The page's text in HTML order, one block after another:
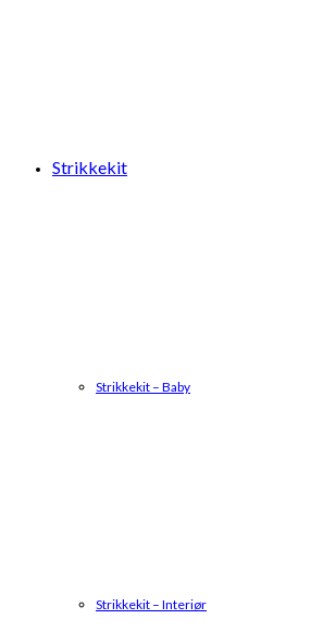
Strikkekit
Strikkekit – Baby
Strikkekit – Interiør